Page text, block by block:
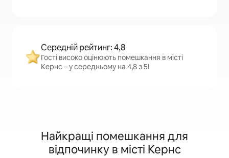
Середній рейтинг: 4,8
Гості високо оцінюють помешкання в місті
Кернс – у середньому на 4,8 з 5!
Найкращі помешкання для
відпочинку в місті Кернс